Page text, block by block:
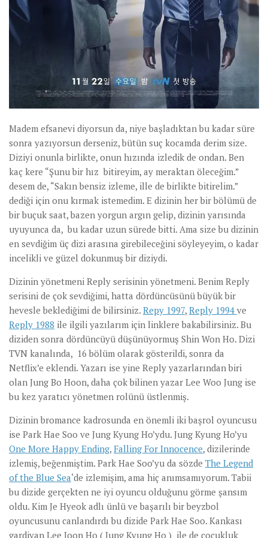
Madem efsanevi diyorsun da, niye başladıktan bu kadar süre
sonra yazıyorsun derseniz, bütün suç kocamda derim size.
Diziyi onunla birlikte, onun hızında izledik de ondan. Ben
kaç kere “Şunu bir hız bitireyim, ay meraktan öleceğim.”
desem de, “Sakın bensiz izleme, ille de birlikte bitirelim.”
dediği için onu kırmak istemedim. E dizinin her bir bölümü de
bir buçuk saat, bazen yorgun argın gelip, dizinin yarısında
uyuyunca da, bu kadar uzun sürede bitti. Ama size bu dizinin
en sevdiğim üç dizi arasına girebileceğini söyleyeyim, o kadar
incelikli ve güzel dokunmuş bir diziydi.
Dizinin yönetmeni Reply serisinin yönetmeni. Benim Reply
serisini de çok sevdiğimi, hatta dördüncüsünü büyük bir
hevesle beklediğimi de bilirsiniz. Repy 1997, Reply 1994 ve
Reply 1988 ile ilgili yazılarım için linklere bakabilirsiniz. Bu
diziden sonra dördüncüyü düşünüyormuş Shin Won Ho. Dizi
TVN kanalında, 16 bölüm olarak gösterildi, sonra da
Netflix’e eklendi. Yazarı ise yine Reply yazarlarından biri
olan Jung Bo Hoon, daha çok bilinen yazar Lee Woo Jung ise
bu kez yaratıcı yönetmen rolünü üstlenmiş.
Dizinin bromance kadrosunda en önemli iki başrol oyuncusu
ise Park Hae Soo ve Jung Kyung Ho’ydu. Jung Kyung Ho’yu
One More Happy Ending, Falling For Innocence, dizilerinde
izlemiş, beğenmiştim. Park Hae Soo’yu da sözde The Legend
of the Blue Sea‘de izlemişim, ama hiç anımsamıyorum. Tabii
bu dizide gerçekten ne iyi oyuncu olduğunu görme şansım
oldu. Kim Je Hyeok adlı ünlü ve başarılı bir beyzbol
oyuncusunu canlandırdı bu dizide Park Hae Soo. Kankası
gardiyan Lee Joon Ho ( Jung Kyung Ho ) ile de çocukluk